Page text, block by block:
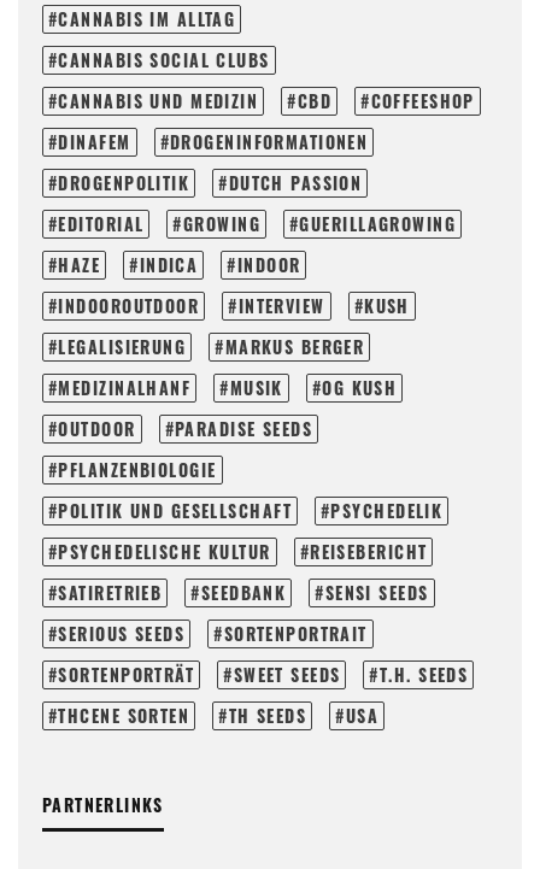
CANNABIS IM ALLTAG
CANNABIS SOCIAL CLUBS
CANNABIS UND MEDIZIN
CBD
COFFEESHOP
DINAFEM
DROGENINFORMATIONEN
DROGENPOLITIK
DUTCH PASSION
EDITORIAL
GROWING
GUERILLAGROWING
HAZE
INDICA
INDOOR
INDOOROUTDOOR
INTERVIEW
KUSH
LEGALISIERUNG
MARKUS BERGER
MEDIZINALHANF
MUSIK
OG KUSH
OUTDOOR
PARADISE SEEDS
PFLANZENBIOLOGIE
POLITIK UND GESELLSCHAFT
PSYCHEDELIK
PSYCHEDELISCHE KULTUR
REISEBERICHT
SATIRETRIEB
SEEDBANK
SENSI SEEDS
SERIOUS SEEDS
SORTENPORTRAIT
SORTENPORTRÄT
SWEET SEEDS
T.H. SEEDS
THCENE SORTEN
TH SEEDS USA
PARTNERLINKS